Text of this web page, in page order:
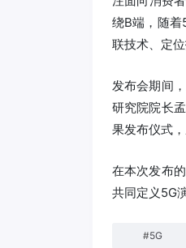
绕B端，随着
联技术、定
发布会期间
研究院院长
果发布仪式
在本次发布
共同定义5G
#5G